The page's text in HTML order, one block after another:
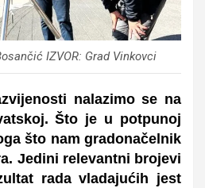
IZVOR: Grad Vinkovci
nalazimo se na
Što je u potpunoj
što nam gradonačelnik
Jedini relevantni brojevi
rada vladajućih jest